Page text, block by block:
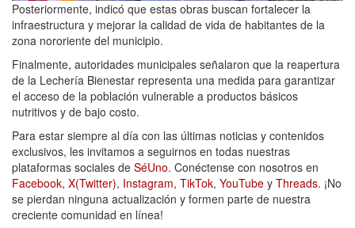
Posteriormente, indicó que estas obras buscan fortalecer la
infraestructura y mejorar la calidad de vida de habitantes de la
zona nororiente del municipio.
Finalmente, autoridades municipales señalaron que la reapertura
de la Lechería Bienestar representa una medida para garantizar
el acceso de la población vulnerable a productos básicos
nutritivos y de bajo costo.
Para estar siempre al día con las últimas noticias y contenidos
exclusivos, les invitamos a seguirnos en todas nuestras
plataformas sociales de SéUno. Conéctense con nosotros en
Facebook, X(Twitter), Instagram, TikTok, YouTube y Threads. ¡No
se pierdan ninguna actualización y formen parte de nuestra
creciente comunidad en línea!